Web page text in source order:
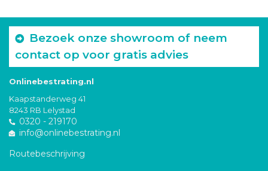
Bezoek onze showroom of neem
contact op voor gratis advies
Onlinebestrating.nl
Kaapstanderweg 41
8243 RB Lelystad
0320 - 219170
info@onlinebestrating.nl
Routebeschrijving